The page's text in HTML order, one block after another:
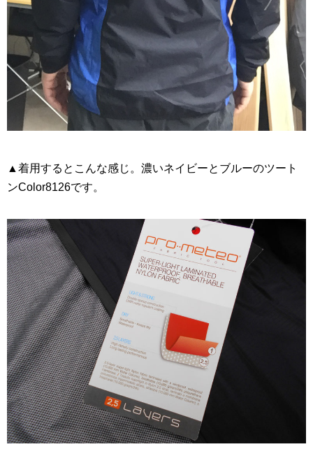
▲着用するとこんな感じ。濃いネイビーとブルーのツート
ンColor8126です。